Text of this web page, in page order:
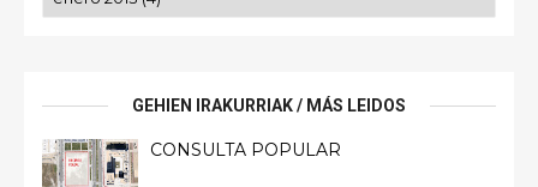
GEHIEN IRAKURRIAK / MÁS LEIDOS
CONSULTA POPULAR